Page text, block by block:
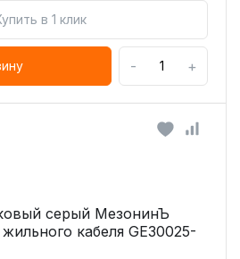
в 1 клик
- +
серый МезонинЪ
кабеля GE30025-